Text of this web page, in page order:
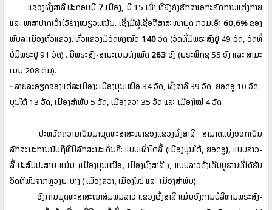
ແຂວງຜົ້ງສາລີປະກອບມີ 7ເມືອງ, ມີ15ເຜົ່າ,ທີ່ຍັງຄົງຮັກສາເອກະລັກການແຕ່ງກາຍ
ແລະ ພາສາປາກເວົ້າໄວ້ຢ່າງໜຽວແໜ້ນ. ເຊິ່ງມີຜູ້ເຊື່ອຖືສາສະໜາພຸດກວມເອົາ 60,6%ຂອງ
ພົນລະເມືອງທົ່ວແຂວງ.ທົ່ວແຂວງມີວັດທັງໝົດ 140ວັດ (ວັດທີ່ມີພຣະສົງຢູ່ 49 ວັດ,ວັດທີ່
ບໍ່ມີພຣະຢູ່91ວັດ) .ມີພຣະສົງ-ສາມະເນນທັງໝົດ 263ອົງ(ພຣະພິກຂຸ55ອົງແລະສາມະ
ເນນ 208ຕົນ).
-ລາຍລະອຽດຂອງແຕ່ລະເມືອງ:ເມືອງບຸນເໜືອ34ວັດ,ຜົ້ງສາລີ39ວັດ,ຍອດອູ 10ວັດ,
ບຸນໃຕ້13ວັດ,ເມືອງສໍາພັນ5ວັດ,ເມືອງຂວາ35ວັດແລະເມືອງໃໝ່ 4ວັດ
ປະຫວັດຄວາມເປັນມາພຸດທະສາສະໜາຂອງແຂວງຜົ້ງສາລີ ສາມາດແບ່ງອອກເປັນ
ລັກສະນະການນັບຖືທີ່ມີລັກສະນະເດັ່ນຄື:ແບບເຜົ່າໄຕລື້(ເມືອງບຸນໃຕ້, ຍອດອູ), ແບບລາວ-
ລື້ ປະສົມປະສານ ແມ່ນ (ເມືອງບຸນເໜືອ, ເມືອງຜົ້ງສາລີ),ແບບລາວດັ່ງເດີມບູຮານທີ່ໄດ້ຮັບ
ອິດທິພົນຈາກຫຼວງພະບາງ(ເມືອງຂວາ,ເມືອງໃໝ່ແລະເມືອງສໍາພັນ).
ອົງການພຸດທະສາສະໜາສັມພັນລາວ ແຂວງຜົ້ງສາລີແມ່ນອົງການບໍລິຫານພຣະສົງ-